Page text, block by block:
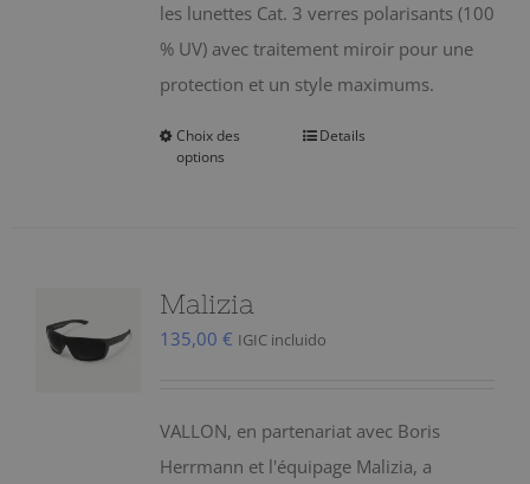
les lunettes Cat. 3 verres polarisants (100
% UV) avec traitement miroir pour une
protection et un style maximums.
Choix des
options
Ce
être
choisies
Details
Malizia
135,00 € IGIC incluido
VALLON, en partenariat avec Boris
Herrmann et l'équipage Malizia, a